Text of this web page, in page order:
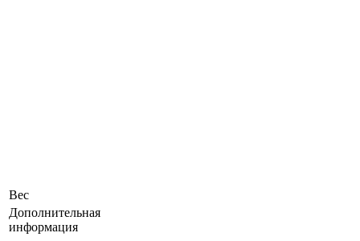
Вес
Дополнительная
информация